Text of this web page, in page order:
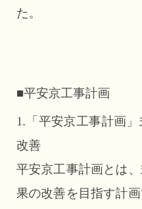
た。
■平安京工事計画
1.「平安京工事計画
改善
平安京工事計画とは
果の改善を目指す計